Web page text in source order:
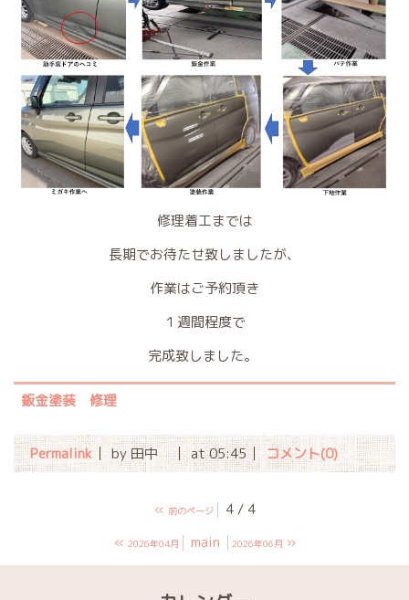
修理着工までは
長期でお待たせ致しましたが、
作業はご予約頂き
１週間程度で
完成致しました。
鈑金塗装 修理
Permalink by 田中 at 05:45 コメント(0)
« 前のページ
4 / 4
« 2026年04月 main 2026年06月 »